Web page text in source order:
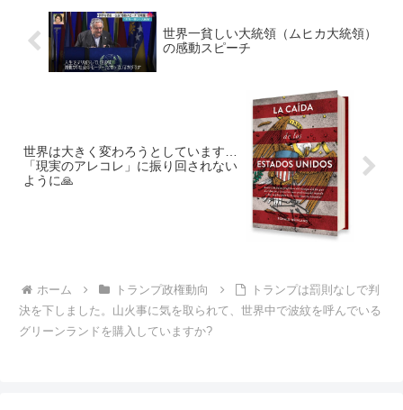
世界一貧しい大統領（ムヒカ大統領）
の感動スピーチ
世界は大きく変わろうとしています…
「現実のアレコレ」に振り回されない
ように🙏
ホーム トランプ政権動向
トランプは罰則なしで判
決を下しました。山火事に気を取られて、世界中で波紋を呼んでいる
グリーンランドを購入していますか?